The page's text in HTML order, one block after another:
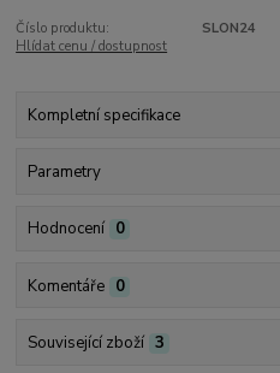
Číslo produktu:
SLON24
Hlídat cenu / dostupnost
Kompletní specifikace
Parametry
Hodnocení 0
Komentáře 0
Související zboží 3